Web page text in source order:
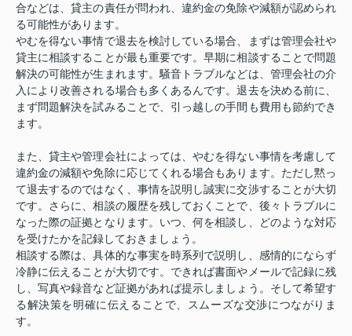
合などは、貸主の責任が問われ、違約金の免除や減額が認められ
る可能性があります。
やむを得ない事情で退去を検討している場合、まずは管理会社や
貸主に相談することが最も重要です。早期に相談することで問題
解決の可能性が生まれます。騒音トラブルなどは、管理会社の介
入により改善される場合も多くあるんです。退去を決める前に、
まず問題解決を試みることで、引っ越しの手間も費用も節約でき
ます。
また、貸主や管理会社によっては、やむを得ない事情を考慮して
違約金の減額や免除に応じてくれる場合もあります。ただし黙っ
て退去するのではなく、事情を説明し誠実に交渉することが大切
です。さらに、相談の履歴を残しておくことで、後々トラブルに
なった際の証拠となります。いつ、何を相談し、どのような対応
を受けたかを記録しておきましょう。
相談する際は、具体的な事実を時系列で説明し、感情的にならず
冷静に伝えることが大切です。できれば書面やメールで記録に残
し、写真や録音など証拠があれば提示しましょう。そして希望す
る解決策を明確に伝えることで、スムーズな交渉につながりま
す。